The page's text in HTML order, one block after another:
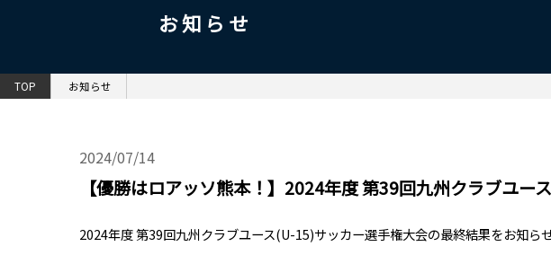
お知らせ
TOP お知らせ
2024/07/14
【優勝はロアッソ熊本！】2024年度 第39回九州クラブユ
2024年度 第39回九州クラブユース(U-15)サッカー選手権大会の最終結果をお知らせ